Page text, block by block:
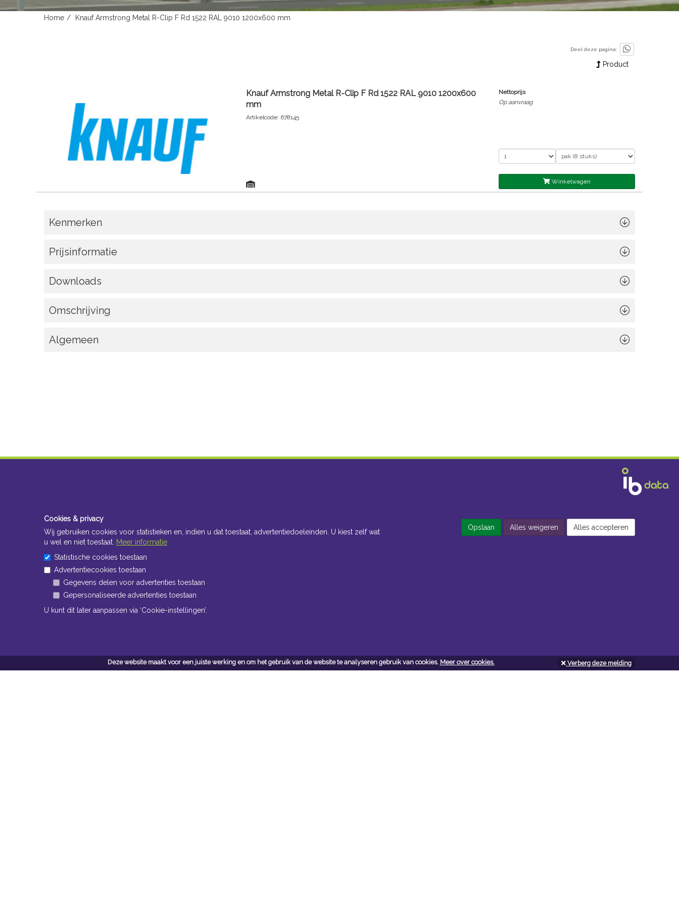
Deze website maakt voor een juiste werking en om het gebruik van de website te analyseren gebruik van cookies. Meer over cookies. Verberg deze melding
Home Knauf Armstrong Metal R-Clip F Rd 1522 RAL 9010 1200x600 mm
Deel deze pagina:
Product
Knauf Armstrong Metal R-Clip F Rd 1522 RAL 9010 1200x600
mm
Artikelcode: 678145
Nettoprijs
Op aanvraag
Winkelwagen
Kenmerken
Prijsinformatie
Downloads
Omschrijving
Algemeen
Cookies & privacy
Wij gebruiken cookies voor statistieken en, indien u dat toestaat, advertentiedoeleinden. U kiest zelf wat
u wel en niet toestaat. Meer informatie
Statistische cookies toestaan
Advertentiecookies toestaan
Gegevens delen voor advertenties toestaan
Gepersonaliseerde advertenties toestaan
U kunt dit later aanpassen via ‘Cookie-instellingen’.
Opslaan Alles weigeren Alles accepteren